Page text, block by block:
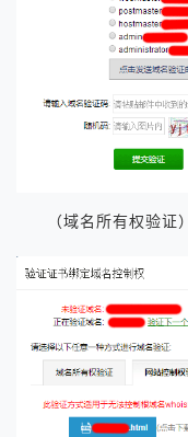
（域名所有权验证）